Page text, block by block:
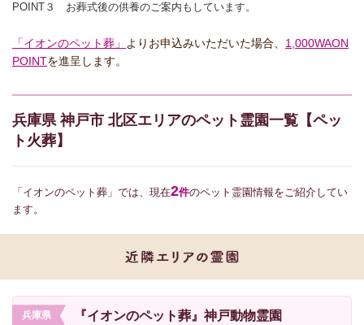
POINT３ お葬式後の供養のご案内もしています。
「イオンのペット葬」 よりお申込みいただいた場合、 1,000WAON
POINTを進呈します。
兵庫県 神戸市 北区エリアのペット霊園一覧【ペッ
ト火葬】
「イオンのペット葬」では、現在2件のペット霊園情報をご紹介してい
ます。
兵庫県 『イオンのペット葬』神戸動物霊園